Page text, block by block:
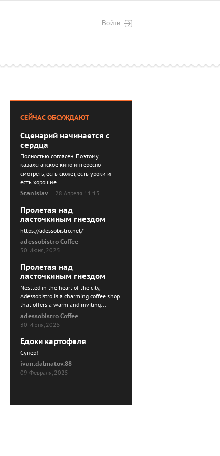
Войти
СЕЙЧАС ОБСУЖДАЮТ
Сценарий начинается с
сердца
Полностью согласен. Поэтому
казахстанское кино интересно
смотреть, есть сюжет, есть уроки и
есть хорошие...
Stanislav
28 Апреля 11:13
Пролетая над
ласточкиным гнездом
https://adessobistro.net/
adessobistro Coffee
30 Июня, 2025
Пролетая над
ласточкиным гнездом
Nestled in the heart of the city,
Adessobistro is a charming coffee shop
that offers a warm and inviting...
adessobistro Coffee
30 Июня, 2025
Едоки картофеля
Cупер!
ivan.dalmatov.88
09 Февраля, 2025